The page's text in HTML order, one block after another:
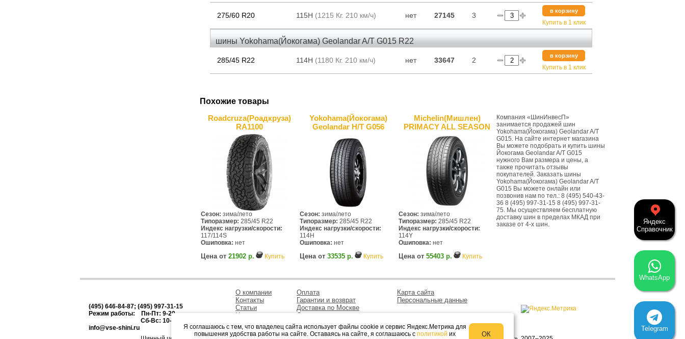
275/60 R20 115H (1215 Кг. 210 км/ч) нет 27145 3
в корзину
Купить в 1 клик
шины Yokohama(Йокогама) Geolandar A/T G015 R22
285/45 R22 114H (1180 Кг. 210 км/ч) нет 33647 2
в корзину
Купить в 1 клик
Похожие товары
Roadcruza(Роадкруза)
RA1100
Сезон: зима/лето
Типоразмер: 285/45 R22
Индекс нагрузки/скорости:
117/114S
Ошиповка: нет
Цена от 21902 р. Купить
Yokohama(Йокогама)
Geolandar H/T G056
Сезон: зима/лето
Типоразмер: 285/45 R22
Индекс нагрузки/скорости:
114H
Ошиповка: нет
Цена от 33535 р. Купить
Michelin(Мишлен)
PRIMACY ALL SEASON
Сезон: зима/лето
Типоразмер: 285/45 R22
Индекс нагрузки/скорости:
114Y
Ошиповка: нет
Цена от 55403 р. Купить
Компания «ШинИнвесП»
занимается продажей шин
Yokohama(Йокогама) Geolandar A/T
G015. На сайте интернет магазина
Вы можете подобрать и купить шины
Йокогама Geolandar A/T G015
нужного Вам размера и цены, а
также прочитать отзывы
покупателей. Заказать шины
Yokohama(Йокогама) Geolandar A/T
G015 Вы можете онлайн или
позвонив нам по тел.: 8 (495) 540-43-
36 8 (495) 997-31-15 8 (495) 997-31-
75. Мы осуществляем бесплатную
доставку шин в пределах МКАД при
заказе от 4-х шин.
(495) 646-84-87; (495) 997-31-15
Режим работы: Пн-Пт: 9-20
Сб-Вс: 10-18
info@vse-shini.ru
О компании
Контакты
Статьи
Новости
Оплата
Гарантии и возврат
Доставка по Москве
Доставка в регионы
Карта сайта
Персональные данные
Я соглашаюсь с тем, что владелец сайта использует файлы cookie и сервис Яндекс.Метрика для
повышения удобства работы на сайте. Оставаясь на сайте, я соглашаюсь сполитикой их
ОК
Яндекс
Справочник
WhatsApp
Telegram